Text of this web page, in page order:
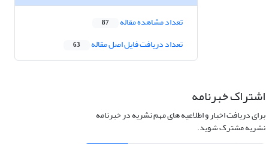
تعداد مشاهده مقاله 87
تعداد دریافت فایل اصل مقاله 63
اشتراک خبرنامه
برای دریافت اخبار و اطلاعیه های مهم نشریه در خبرنامه
نشریه مشترک شوید.